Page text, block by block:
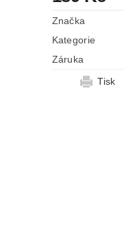
Značka
Kategorie
Záruka
Tisk